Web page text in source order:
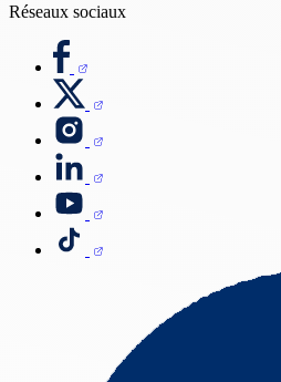
Réseaux sociaux